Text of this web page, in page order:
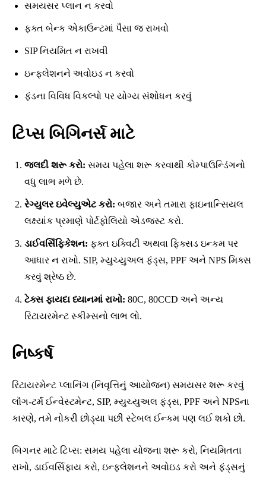
સમયસર પ્લાન ન કરવો
ફક્ત બેન્ક એકાઉન્ટમાં પૈસા જ રાખવો
SIP નિયમિત ન રાખવી
ઇન્ફ્લેશનને અવોઇડ ન કરવો
ફંડના વિવિધ વિકલ્પો પર યોગ્ય સંશોધન કરવું
ટિપ્સ બિગિનર્સ માટે
જલદી શરૂ કરો: સમય પહેલા શરૂ કરવાથી કોમ્પાઉન્ડિંગનો
વધુ લાભ મળે છે.
રેગ્યુલર ઇવેલ્યુએટ કરો: બજાર અને તમારા ફાઇનાન્સિયલ
લક્ષ્યાંક પ્રમાણે પોર્ટફોલિયો એડજસ્ટ કરો.
ડાઈવર્સિફિકેશન: ફક્ત ઇક્વિટી અથવા ફિક્સડ ઇન્કમ પર
આધાર ન રાખો. SIP, મ્યુચ્યુઅલ ફંડ્સ, PPF અને NPS મિક્સ
કરવું શ્રેષ્ઠ છે.
ટેક્સ ફાયદા ધ્યાનમાં રાખો: 80C, 80CCD અને અન્ય
રિટાયરમેન્ટ સ્કીમ્સનો લાભ લો.
નિષ્કર્ષ
રિટાયરમેન્ટ પ્લાનિંગ (નિવૃત્તિનું આયોજન) સમયસર શરૂ કરવું
લૉંગ-ટર્મ ઈન્વેસ્ટમેન્ટ, SIP, મ્યુચ્યુઅલ ફંડ્સ, PPF અને NPSના
કારણે, તમે નોકરી છોડ્યા પછી સ્ટેબલ ઈન્કમ પણ લઈ શકો છો.
બિગનર માટે ટિપ્સ: સમય પહેલા યોજના શરૂ કરો, નિયમિતતા
રાખો, ડાઈવર્સિફાય કરો, ઇન્ફ્લેશનને અવોઇડ કરો અને ફંડ્સનું